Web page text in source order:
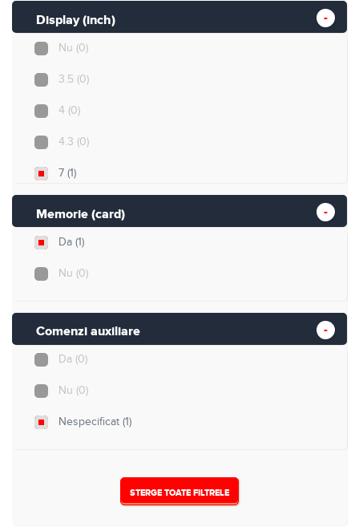
Display (inch)
Nu (0)
3.5 (0)
4 (0)
4.3 (0)
7 (1)
Memorie (card)
Da (1)
Nu (0)
Comenzi auxiliare
Da (0)
Nu (0)
Nespecificat (1)
STERGE TOATE FILTRELE